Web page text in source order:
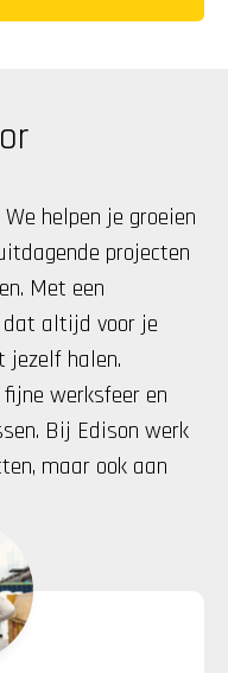
helpen je groeien
projecten
Met een
dat altijd voor je
jezelf halen.
werksfeer en
Bij Edison werk
maar ook aan